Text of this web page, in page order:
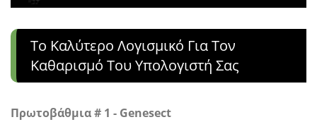
Το Καλύτερο Λογισμικό Για Τον
Καθαρισμό Του Υπολογιστή Σας
Πρωτοβάθμια # 1 - Genesect